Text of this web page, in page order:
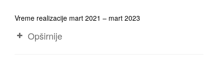
Vreme realizacije mart 2021 – mart 2023
Opširnije